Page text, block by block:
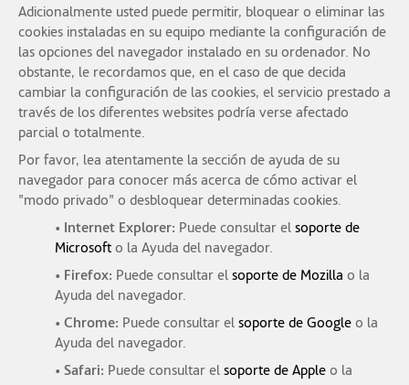
Adicionalmente usted puede permitir, bloquear o eliminar las
cookies instaladas en su equipo mediante la configuración de
las opciones del navegador instalado en su ordenador. No
obstante, le recordamos que, en el caso de que decida
cambiar la configuración de las cookies, el servicio prestado a
través de los diferentes websites podría verse afectado
parcial o totalmente.
Por favor, lea atentamente la sección de ayuda de su
navegador para conocer más acerca de cómo activar el
"modo privado" o desbloquear determinadas cookies.
• Internet Explorer: Puede consultar el soporte de
Microsoft o la Ayuda del navegador.
• Firefox: Puede consultar el soporte de Mozilla o la
Ayuda del navegador.
• Chrome: Puede consultar el soporte de Google o la
Ayuda del navegador.
• Safari: Puede consultar el soporte de Apple o la